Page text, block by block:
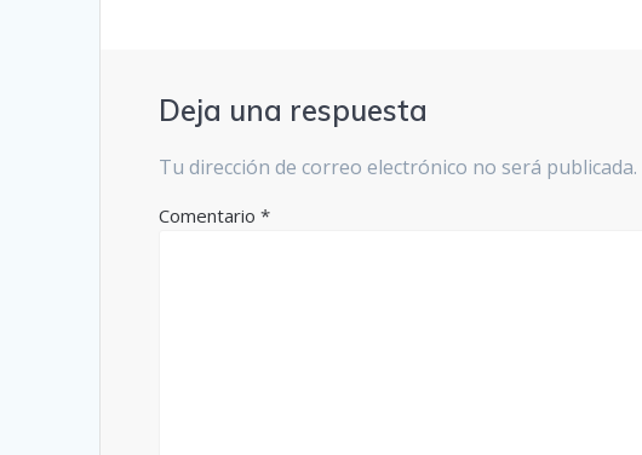
Deja una respuesta
Tu dirección de correo electrónico no será publicada.
Comentario*